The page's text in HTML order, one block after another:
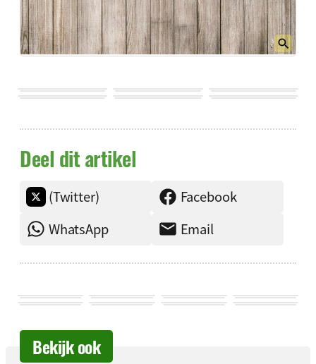
Deel dit artikel
(Twitter)
Facebook
WhatsApp
Email
Bekijk ook